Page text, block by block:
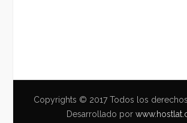
Copyrights © 2017 Todos los
Desarrollado por